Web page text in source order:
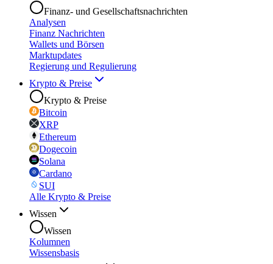
Finanz- und Gesellschaftsnachrichten
Analysen
Finanz Nachrichten
Wallets und Börsen
Marktupdates
Regierung und Regulierung
Krypto & Preise
Krypto & Preise
Bitcoin
XRP
Ethereum
Dogecoin
Solana
Cardano
SUI
Alle Krypto & Preise
Wissen
Wissen
Kolumnen
Wissensbasis